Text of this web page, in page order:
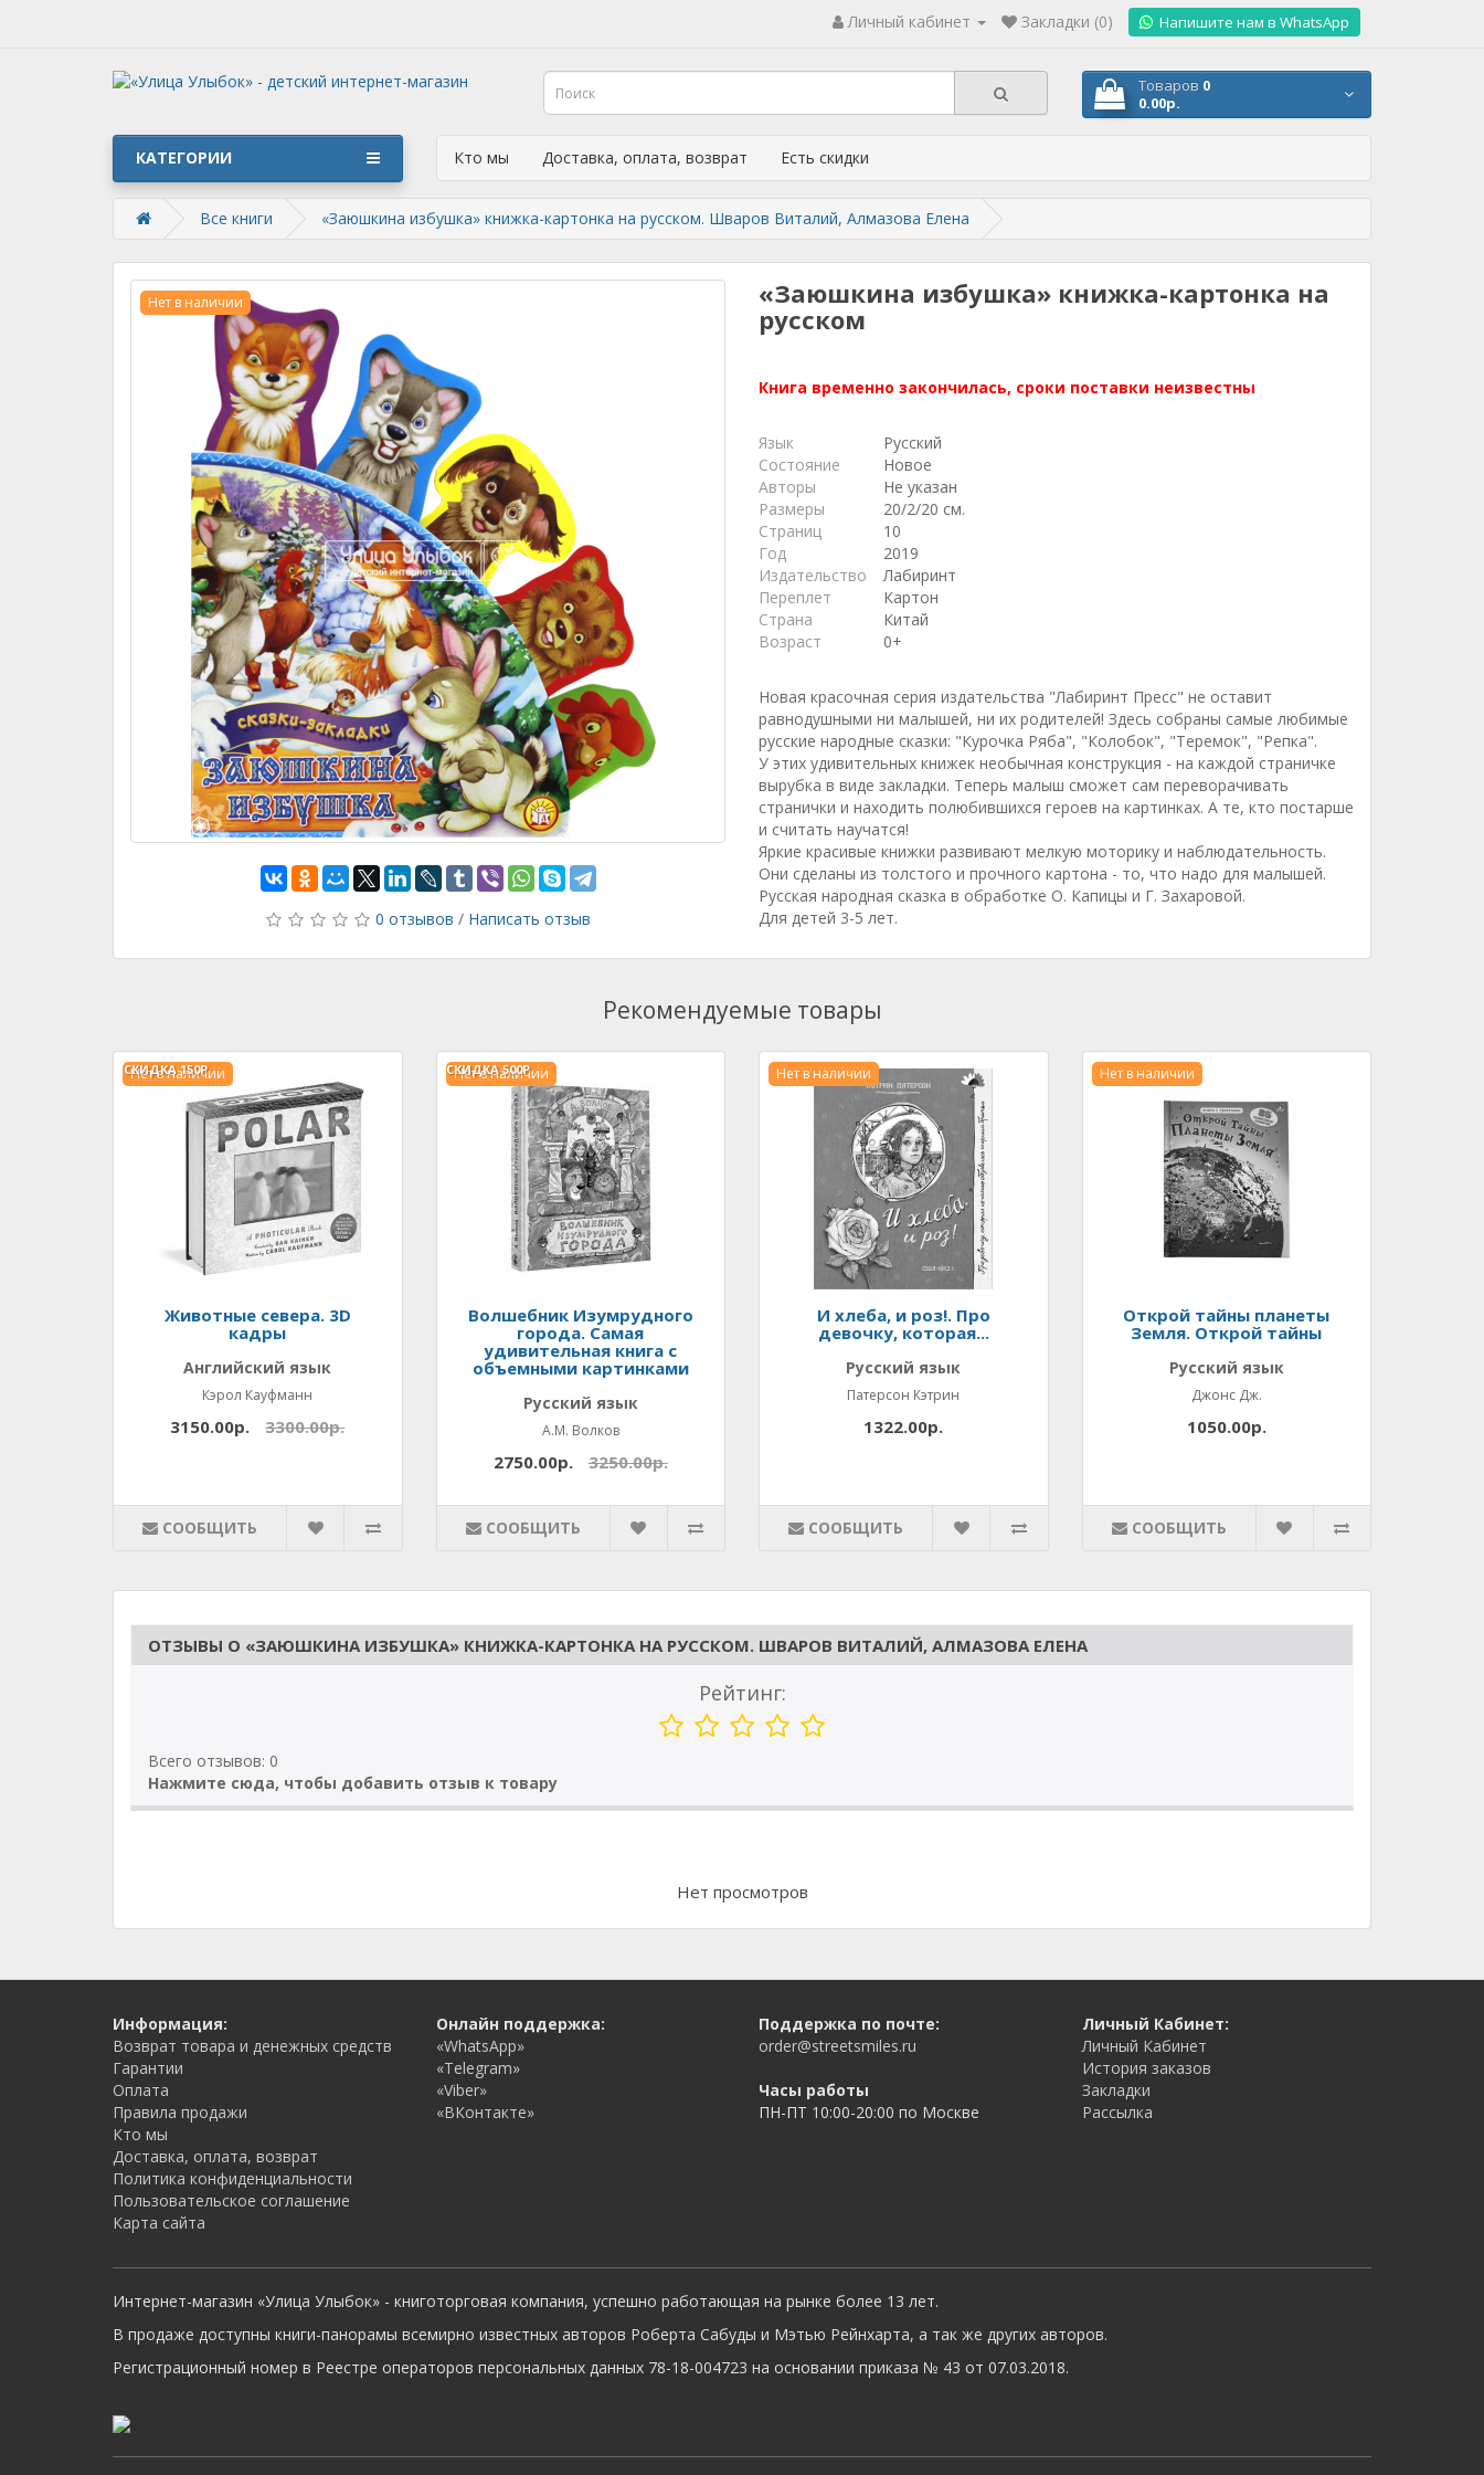
Личный кабинет Закладки (0) Напишите нам в WhatsApp
Товаров 0
0.00р.
КАТЕГОРИИ Кто мы Доставка, оплата, возврат Есть скидки
Все книги «Заюшкина избушка» книжка-картонка на русском. Шваров Виталий, Алмазова Елена
Нет в наличии
0 отзывов / Написать отзыв
«Заюшкина избушка» книжка-картонка на
русском
Книга временно закончилась, сроки поставки неизвестны
Язык
Русский
Состояние
Новое
Авторы
Не указан
Размеры
20/2/20 см.
Страниц
10
Год
2019
Издательство
Лабиринт
Переплет
Картон
Страна
Китай
Возраст
0+
Новая красочная серия издательства "Лабиринт Пресс" не оставит
равнодушными ни малышей, ни их родителей! Здесь собраны самые любимые
русские народные сказки: "Курочка Ряба", "Колобок", "Теремок", "Репка".
У этих удивительных книжек необычная конструкция - на каждой страничке
вырубка в виде закладки. Теперь малыш сможет сам переворачивать
странички и находить полюбившихся героев на картинках. А те, кто постарше
и считать научатся!
Яркие красивые книжки развивают мелкую моторику и наблюдательность.
Они сделаны из толстого и прочного картона - то, что надо для малышей.
Русская народная сказка в обработке О. Капицы и Г. Захаровой.
Для детей 3-5 лет.
Рекомендуемые товары
Нет в наличии
Животные севера. 3D
кадры
Английский язык
Кэрол Кауфманн
СКИДКА150Р.
3150.00р. 3300.00р.
СООБЩИТЬ
Нет в наличии
Волшебник Изумрудного
города. Самая
удивительная книга с
объемными картинками
Русский язык
А.М. Волков
СКИДКА500Р.
2750.00р. 3250.00р.
СООБЩИТЬ
Нет в наличии
И хлеба, и роз!. Про
девочку, которая...
Русский язык
Патерсон Кэтрин
1322.00р.
СООБЩИТЬ
Нет в наличии
Открой тайны планеты
Земля. Открой тайны
Русский язык
Джонс Дж.
1050.00р.
СООБЩИТЬ
ОТЗЫВЫ О «ЗАЮШКИНА ИЗБУШКА» КНИЖКА-КАРТОНКА НА РУССКОМ. ШВАРОВ ВИТАЛИЙ, АЛМАЗОВА ЕЛЕНА
Рейтинг:
Всего отзывов: 0
Нажмите сюда, чтобы добавить отзыв к товару
Нет просмотров
Информация:
Возврат товара и денежных средств
Гарантии
Оплата
Правила продажи
Кто мы
Доставка, оплата, возврат
Политика конфиденциальности
Пользовательское соглашение
Карта сайта
Онлайн поддержка:
«WhatsApp»
«Telegram»
«Viber»
«ВКонтакте»
Поддержка по почте:
order@streetsmiles.ru
Часы работы
ПН-ПТ 10:00-20:00 по Москве
Личный Кабинет:
Личный Кабинет
История заказов
Закладки
Рассылка
Интернет-магазин «Улица Улыбок» - книготорговая компания, успешно работающая на рынке более 13 лет.
В продаже доступны книги-панорамы всемирно известных авторов Роберта Сабуды и Мэтью Рейнхарта, а так же других авторов.
Регистрационный номер в Реестре операторов персональных данных 78-18-004723 на основании приказа № 43 от 07.03.2018.